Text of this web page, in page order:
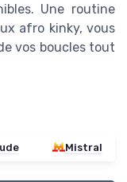
Une routine
afro kinky, vous
vos boucles tout
Mistral